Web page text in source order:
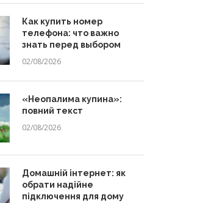
Как купить номер
телефона: что важно
знать перед выбором
02/08/2026
«Неопалима купина»:
повний текст
02/08/2026
Домашній інтернет: як
обрати надійне
підключення для дому